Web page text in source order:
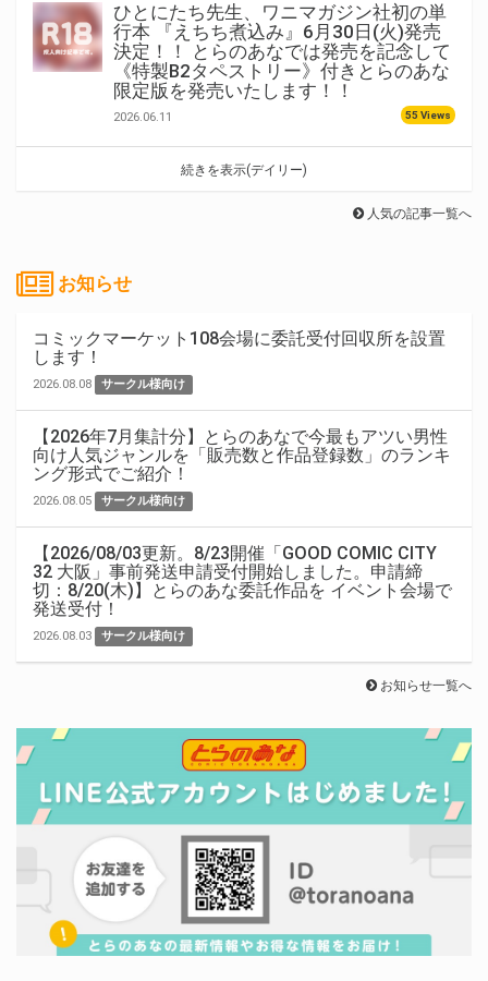
ひとにたち先生、ワニマガジン社初の単
行本 『えちち煮込み』6月30日(火)発売
決定！！ とらのあなでは発売を記念して
《特製B2タペストリー》付きとらのあな
限定版を発売いたします！！
2026.06.11 55 Views
続きを表示(デイリー)
人気の記事一覧へ
お知らせ
コミックマーケット108会場に委託受付回収所を設置
します！
2026.08.08 サークル様向け
【2026年7月集計分】とらのあなで今最もアツい男性
向け人気ジャンルを「販売数と作品登録数」のランキ
ング形式でご紹介！
2026.08.05 サークル様向け
【2026/08/03更新。8/23開催「GOOD COMIC CITY
32 大阪」事前発送申請受付開始しました。申請締
切：8/20(木)】とらのあな委託作品を イベント会場で
発送受付！
2026.08.03 サークル様向け
お知らせ一覧へ